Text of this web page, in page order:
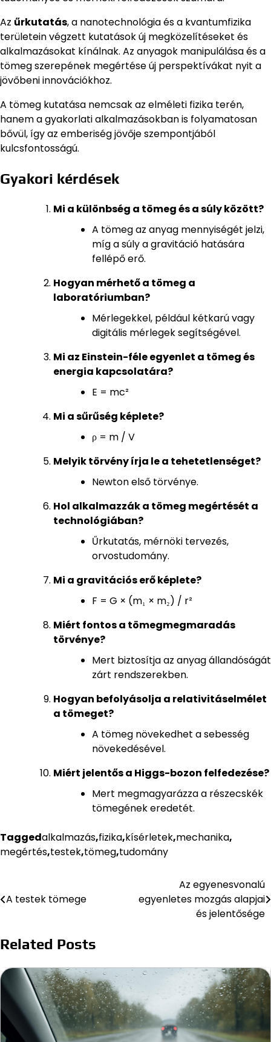
Az űrkutatás, a nanotechnológia és a kvantumfizika
területein végzett kutatások új megközelítéseket és
alkalmazásokat kínálnak. Az anyagok manipulálása és a
tömeg szerepének megértése új perspektívákat nyit a
jövőbeni innovációkhoz.
A tömeg kutatása nemcsak az elméleti fizika terén,
hanem a gyakorlati alkalmazásokban is folyamatosan
bővül, így az emberiség jövője szempontjából
kulcsfontosságú.
Gyakori kérdések
Mi a különbség a tömeg és a súly között?
A tömeg az anyag mennyiségét jelzi,
míg a súly a gravitáció hatására
fellépő erő.
Hogyan mérhető a tömeg a
laboratóriumban?
Mérlegekkel, például kétkarú vagy
digitális mérlegek segítségével.
Mi az Einstein-féle egyenlet a tömeg és
energia kapcsolatára?
E = mc²
Mi a sűrűség képlete?
ρ = m / V
Melyik törvény írja le a tehetetlenséget?
Newton első törvénye.
Hol alkalmazzák a tömeg megértését a
technológiában?
Űrkutatás, mérnöki tervezés,
orvostudomány.
Mi a gravitációs erő képlete?
F = G × (m₁ × m₂) / r²
Miért fontos a tömegmegmaradás
törvénye?
Mert biztosítja az anyag állandóságát
zárt rendszerekben.
Hogyan befolyásolja a relativitáselmélet
a tömeget?
A tömeg növekedhet a sebesség
növekedésével.
Miért jelentős a Higgs-bozon felfedezése?
Mert megmagyarázza a részecskék
tömegének eredetét.
Taggedalkalmazás,fizika,kísérletek,mechanika,
megértés,testek,tömeg,tudomány
A testek tömege
Az egyenesvonalú
egyenletes mozgás alapjai
és jelentősége
Related Posts